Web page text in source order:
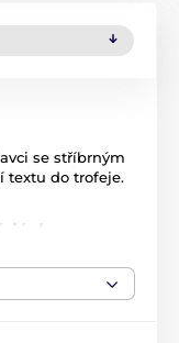
se stříbrným
textu do trofeje.